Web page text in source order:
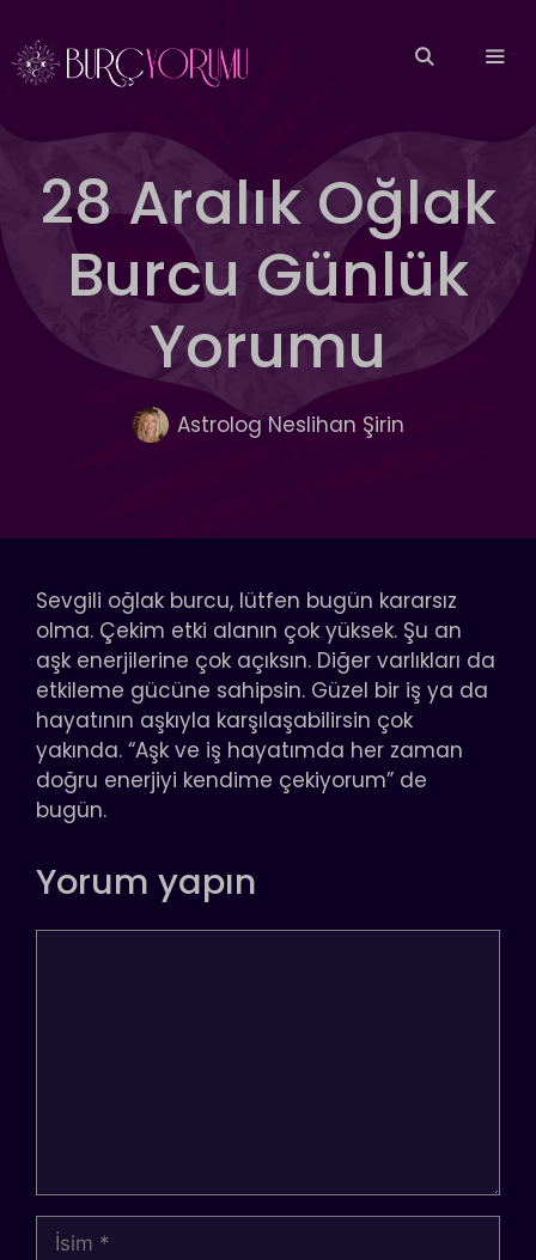
atla
28 Aralık Oğlak
Burcu Günlük
Yorumu
Astrolog Neslihan Şirin
Sevgili oğlak burcu, lütfen bugün kararsız
olma. Çekim etki alanın çok yüksek. Şu an
aşk enerjilerine çok açıksın. Diğer varlıkları da
etkileme gücüne sahipsin. Güzel bir iş ya da
hayatının aşkıyla karşılaşabilirsin çok
yakında. “Aşk ve iş hayatımda her zaman
doğru enerjiyi kendime çekiyorum” de
bugün.
Yorum yapın
İsim